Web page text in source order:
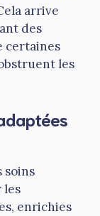
arrive
des
certaines
les
soins
les
enrichies